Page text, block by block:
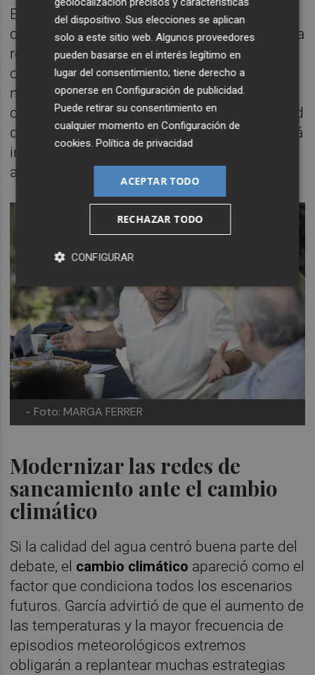
Esa nueva realidad está impulsando
cambios regulatorios de gran alcance. García
recordó que la futura normativa europea
obligará a incorporar tratamientos cada vez
más avanzados para eliminar estos
contaminantes y seguir mejorando la calidad
del agua depurada. Un proceso que requerirá
inversiones significativas y una planificación
a largo plazo.
- Foto: MARGA FERRER
Modernizar las redes de
saneamiento ante el cambio
climático
Si la calidad del agua centró buena parte del
debate, el cambio climático apareció como el
factor que condiciona todos los escenarios
futuros. García advirtió de que el aumento de
las temperaturas y la mayor frecuencia de
episodios meteorológicos extremos
obligarán a replantear muchas estrategias
del dispositivo. Sus elecciones se aplican
solo a este sitio web. Algunos proveedores
pueden basarse en el interés legítimo en
lugar del consentimiento; tiene derecho a
oponerse enConfiguración de publicidad.
Puede retirar su consentimiento en
cualquier momento enConfiguración de
cookies.Política de privacidad
ACEPTAR TODO
RECHAZAR TODO
CONFIGURAR